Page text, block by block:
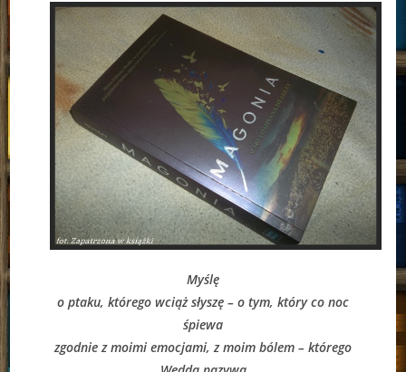
Myślę
o ptaku, którego wciąż słyszę – o tym, który co noc
śpiewa
zgodnie z moimi emocjami, z moim bólem – którego